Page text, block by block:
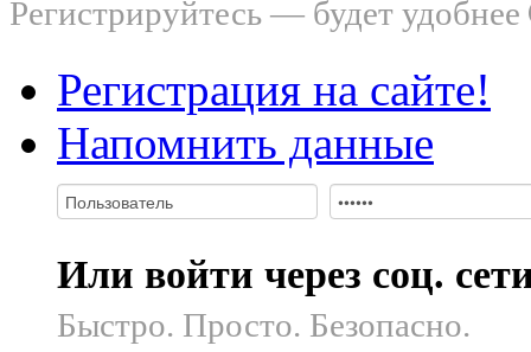
Регистрируйтесь — будет удобнее
Регистрация на сайте!
Напомнить данные
Или войти через соц.
Быстро. Просто. Безопасно.